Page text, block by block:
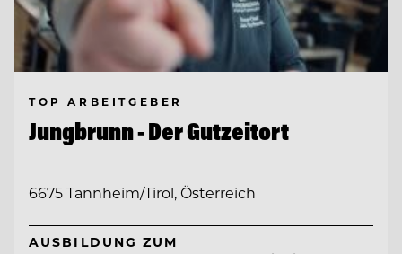
TOP ARBEITGEBER
Jungbrunn - Der Gutzeitort
6675 Tannheim/Tirol, Österreich
AUSBILDUNG ZUM